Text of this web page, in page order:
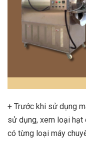
+ Trước khi sử dụng
sử dụng, xem loại hạt
có từng loại máy